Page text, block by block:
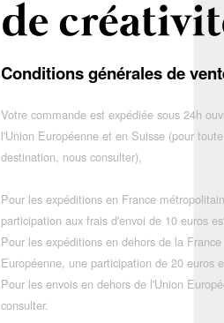
Conditions générales de
Votre commande est expédiée sous 24h
l'Union Européenne et en Suisse (pour
destination, nous consulter),
Pour les expéditions en France
participation aux frais d'envoi de 10 euros
Pour les expéditions en dehors de la
Européenne, une participation de 20 euros
Pour les envois en dehors de l'Union
consulter.